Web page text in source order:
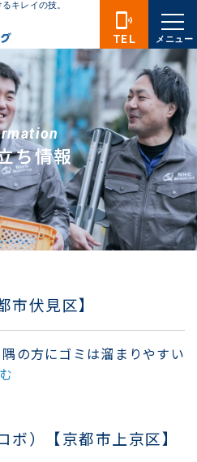
ち情報
伏見区】
の方にゴミは溜まりやすい
）【京都市上京区】
phonelink_ring
TEL メニュー